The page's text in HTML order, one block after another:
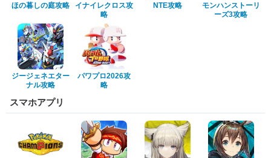
ほの暮しの庭攻略
イナイレクロス攻
略
NTE攻略
モンハンストーリ
ーズ3攻略
ジージェネエター
ナル攻略
パワプロ2026攻
略
スマホアプリ